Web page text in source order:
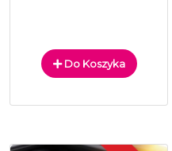
Do Koszyka